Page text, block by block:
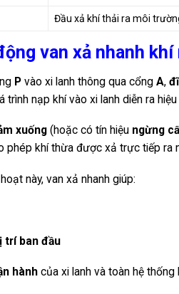
Đầu xả khí thải ra môi
van xả nhanh khí
P vào xi lanh thông qua cổng A,
nạp khí vào xi lanh diễn ra hiệu
xuống (hoặc có tín hiệu ngừng
phép khí thừa được xả trực tiếp ra
này, van xả nhanh giúp:
trí ban đầu
hànhcủa xi lanh và toàn hệ thống